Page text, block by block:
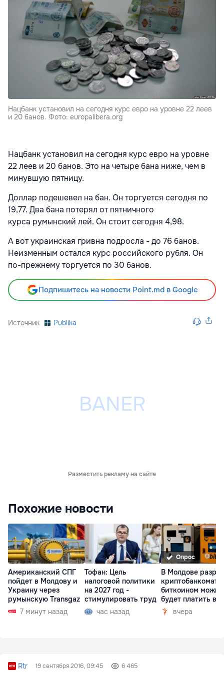
Нацбанк установил на сегодня курс евро на уровне 22 леев
и 20 банов. Фото: europalibera.org
Нацбанк установил на сегодня курс евро на уровне
22 леев и 20 банов. Это на четыре бана ниже, чем в
минувшую пятницу.
Доллар подешевел на бан. Он торгуется сегодня по
19,77. Два бана потерял от пятничного
курса румынский лей. Он стоит сегодня 4,98.
А вот украинская гривна подросла - до 76 банов.
Неизменным остался курс российского рубля. Он
по-прежнему торгуется по 30 банов.
Подпишитесь на новости Point.md в Google
Источник Publika
Разместить рекламу на сайте
Похожие новости
Американский СПГ
пойдет в Молдову и
Украину через
румынскую Transgaz
7 минут назад
Тофан: Цель
налоговой политики
на 2027 год -
стимулировать труд
час назад
Опрос
В Молдове
биткоином можно
будет платить в
вчера
Rtr 19 сентября 2016, 09:45 6 465